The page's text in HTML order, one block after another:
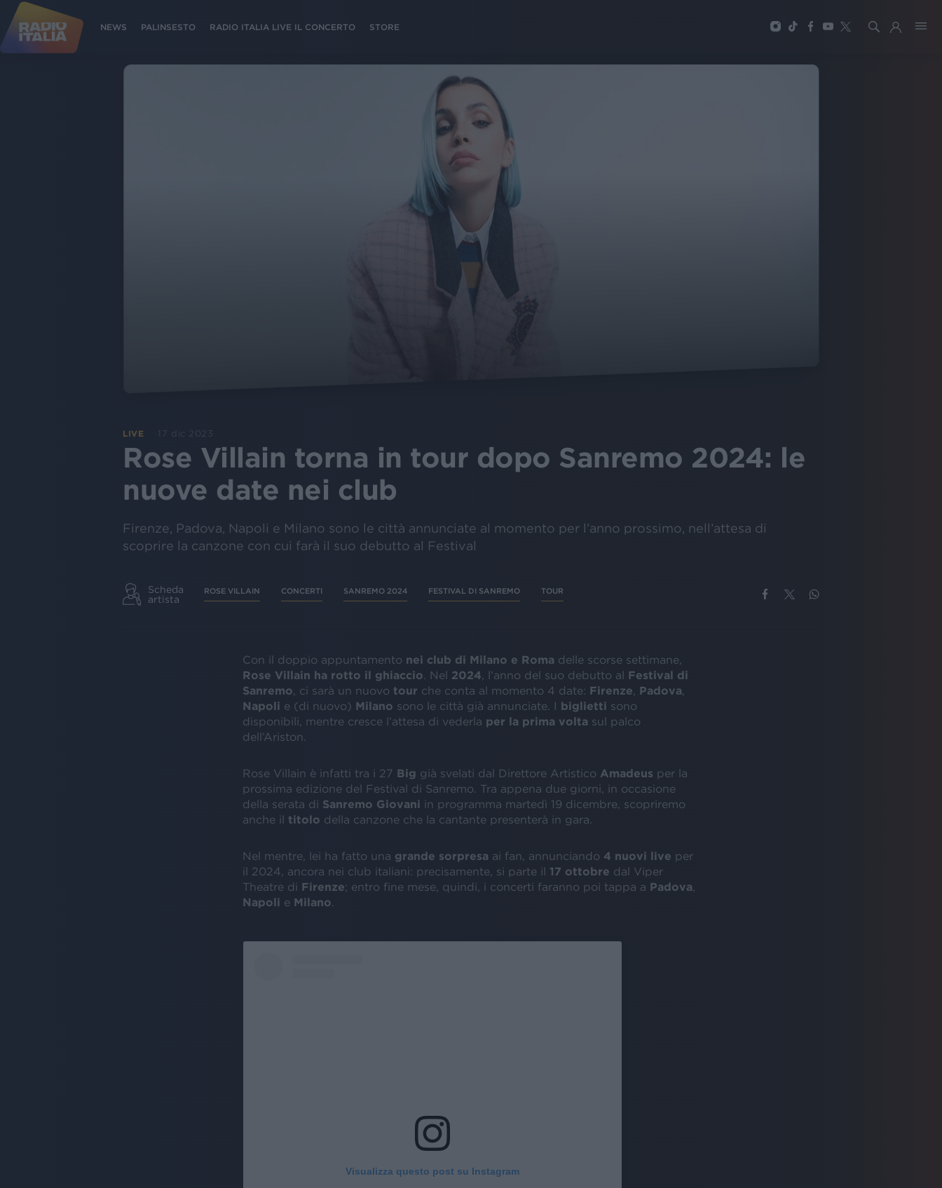
NEWS PALINSESTO RADIO ITALIA LIVE IL CONCERTO STORE
LIVE 17 dic 2023
Rose Villain torna in tour dopo Sanremo 2024: le
nuove date nei club
Firenze, Padova, Napoli e Milano sono le città annunciate al momento per l’anno prossimo, nell’attesa di
scoprire la canzone con cui farà il suo debutto al Festival
Scheda
artista
ROSE VILLAIN CONCERTI SANREMO 2024 FESTIVAL DI SANREMO TOUR
Con il doppio appuntamento nei club di Milano e Roma delle scorse settimane,
Rose Villain ha rotto il ghiaccio . Nel 2024 , l’anno del suo debutto al Festival di
Sanremo , ci sarà un nuovo tour che conta al momento 4 date: Firenze Padova
Napoli e (di nuovo) Milano sono le città già annunciate. I biglietti sono
disponibili, mentre cresce l’attesa di vederla per la prima volta sul palco
dell’Ariston.
Rose Villain è infatti tra i 27 Big già svelati dal Direttore Artistico Amadeus per la
prossima edizione del Festival di Sanremo. Tra appena due giorni, in occasione
della serata di Sanremo Giovani in programma martedì 19 dicembre, scopriremo
anche il titolo della canzone che la cantante presenterà in gara.
Nel mentre, lei ha fatto una grande sorpresa ai fan, annunciando 4 nuovi live per
il 2024, ancora nei club italiani: precisamente, si parte il 17 ottobre dal Viper
Theatre di Firenze; entro fine mese, quindi, i concerti faranno poi tappa a Padova
Napoli e Milano
Visualizza questo post su Instagram